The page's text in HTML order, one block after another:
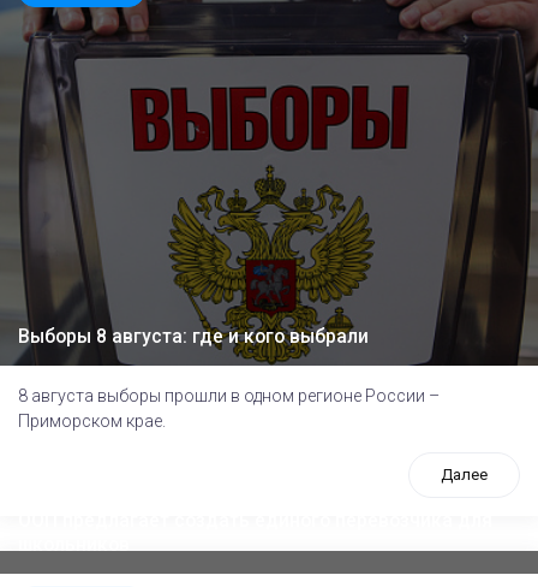
Выборы 8 августа: где и кого выбрали
8 августа выборы прошли в одном регионе России –
Приморском крае.
Далее